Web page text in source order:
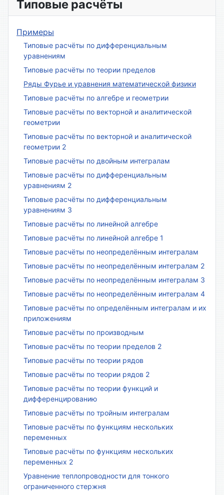
Типовые расчёты
Примеры
Типовые расчёты по дифференциальным
уравнениям
Типовые расчёты по теории пределов
Ряды Фурье и уравнения математической физики
Типовые расчёты по алгебре и геометрии
Типовые расчёты по векторной и аналитической
геометрии
Типовые расчёты по векторной и аналитической
геометрии 2
Типовые расчёты по двойным интегралам
Типовые расчёты по дифференциальным
уравнениям 2
Типовые расчёты по дифференциальным
уравнениям 3
Типовые расчёты по линейной алгебре
Типовые расчёты по линейной алгебре 1
Типовые расчёты по неопределённым интегралам
Типовые расчёты по неопределённым интегралам 2
Типовые расчёты по неопределённым интегралам 3
Типовые расчёты по неопределённым интегралам 4
Типовые расчёты по определённым интегралам и их
приложениям
Типовые расчёты по производным
Типовые расчёты по теории пределов 2
Типовые расчёты по теории рядов
Типовые расчёты по теории рядов 2
Типовые расчёты по теории функций и
дифференцированию
Типовые расчёты по тройным интегралам
Типовые расчёты по функциям нескольких
переменных
Типовые расчёты по функциям нескольких
переменных 2
Уравнение теплопроводности для тонкого
ограниченного стержня